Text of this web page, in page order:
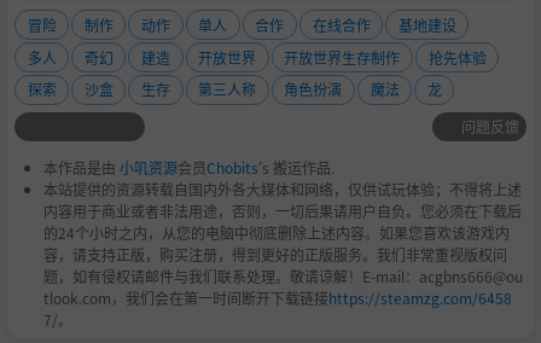
冒险 制作 动作 单人 合作 在线合作
基地建设
多人
奇幻 建造 开放世界 开放世界生存制作
抢先体验
探索
沙盒 生存 第三人称 角色扮演 魔法
龙
问题反馈
本作品是由 小叽资源会员Chobits's 搬运作品.
本站提供的资源转载自国内外各大媒体和网络，仅供试玩体验；不得将上述
内容用于商业或者非法用途，否则，一切后果请用户自负。您必须在下载后
的24个小时之内，从您的电脑中彻底删除上述内容。如果您喜欢该游戏内
容，请支持正版，购买注册，得到更好的正版服务。我们非常重视版权问
题，如有侵权请邮件与我们联系处理。敬请谅解！E-mail：acgbns666@ou
tlook.com，我们会在第一时间断开下载链接https://steamzg.com/6458
7/。